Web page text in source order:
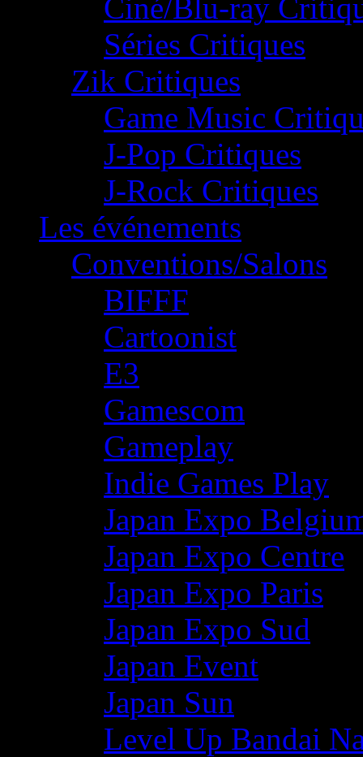
Ciné/Blu-ray
Séries Critiques
Zik Critiques
Game Music
J-Pop Critiques
J-Rock Critiques
Les événements
Conventions/Salons
BIFFF
Cartoonist
E3
Gamescom
Gameplay
Indie Games Play
Japan Expo
Japan Expo Centre
Japan Expo Paris
Japan Expo Sud
Japan Event
Japan Sun
Level Up Bandai